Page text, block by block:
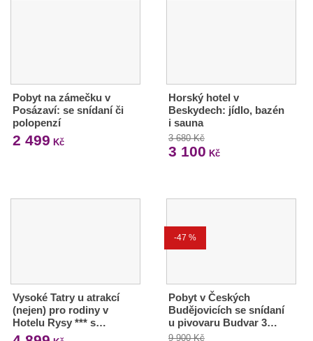
Pobyt na zámečku v
Posázaví: se snídaní či
polopenzí
2 499 Kč
Horský hotel v
Beskydech: jídlo, bazén
i sauna
3 680 Kč
3 100 Kč
Vysoké Tatry u atrakcí
(nejen) pro rodiny v
Hotelu Rysy *** s…
-47 %
Pobyt v Českých
Budějovicích se snídaní
u pivovaru Budvar 3…
9 900 Kč